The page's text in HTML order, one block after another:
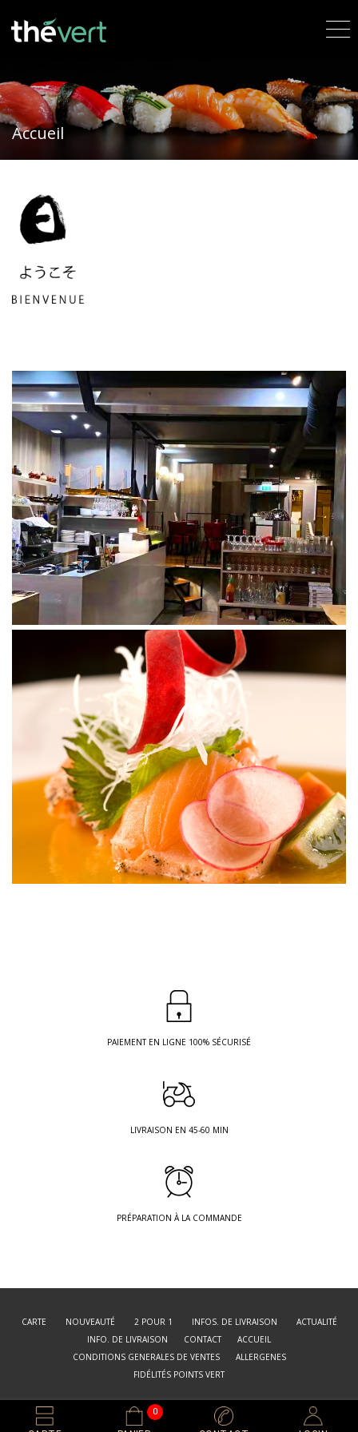
Accueil
PAIEMENT EN LIGNE 100% SÉCURISÉ
LIVRAISON EN 45-60 MIN
PRÉPARATION À LA COMMANDE
CARTE NOUVEAUTÉ 2 POUR 1 INFOS. DE LIVRAISON
ACTUALITÉ
INFO. DE LIVRAISON
CONTACT
ACCUEIL
CONDITIONS GENERALES DE VENTES
ALLERGENES
FIDÉLITÉS POINTS VERT
© THE VERT
RESTAURANT JAPONAIS
Web by JH DESIGN
0